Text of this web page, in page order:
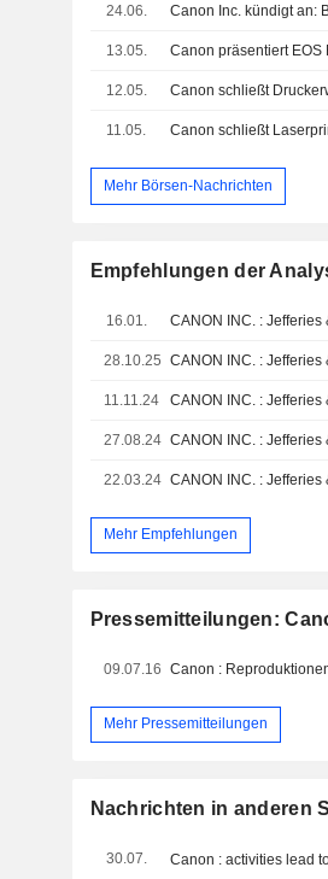
24.06.
13.05.
12.05.
11.05.
Mehr Börsen-Nachrichten
Empfehlungen der
16.01. CANON INC. :
28.10.25 CANON INC. :
11.11.24 CANON INC. :
27.08.24 CANON INC. : Jefferies
22.03.24 CANON INC. :
Mehr Empfehlungen
Pressemitteilungen:
09.07.16
Mehr Pressemitteilungen
Nachrichten in anderen
30.07.